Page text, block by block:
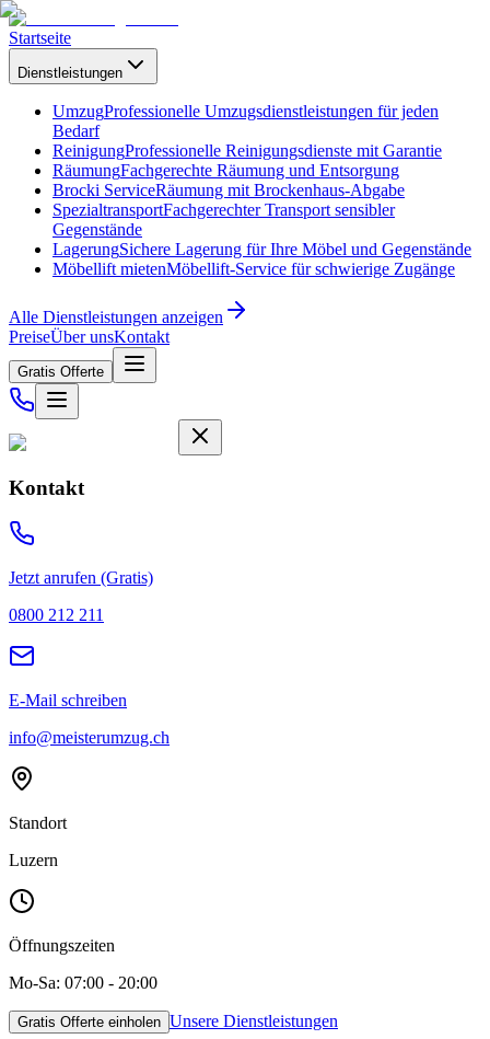
Startseite
Dienstleistungen
UmzugProfessionelle Umzugsdienstleistungen für jeden
Bedarf
ReinigungProfessionelle Reinigungsdienste mit Garantie
RäumungFachgerechte Räumung und Entsorgung
Brocki ServiceRäumung mit Brockenhaus-Abgabe
SpezialtransportFachgerechter Transport sensibler
Gegenstände
LagerungSichere Lagerung für Ihre Möbel und Gegenstände
Möbellift mietenMöbellift-Service für schwierige Zugänge
Alle Dienstleistungen anzeigen
PreiseÜber unsKontakt
Gratis Offerte
Kontakt
Jetzt anrufen (Gratis)
0800 212 211
E-Mail schreiben
info@meisterumzug.ch
Standort
Luzern
Öffnungszeiten
Mo-Sa: 07:00 - 20:00
Gratis Offerte einholen Unsere Dienstleistungen